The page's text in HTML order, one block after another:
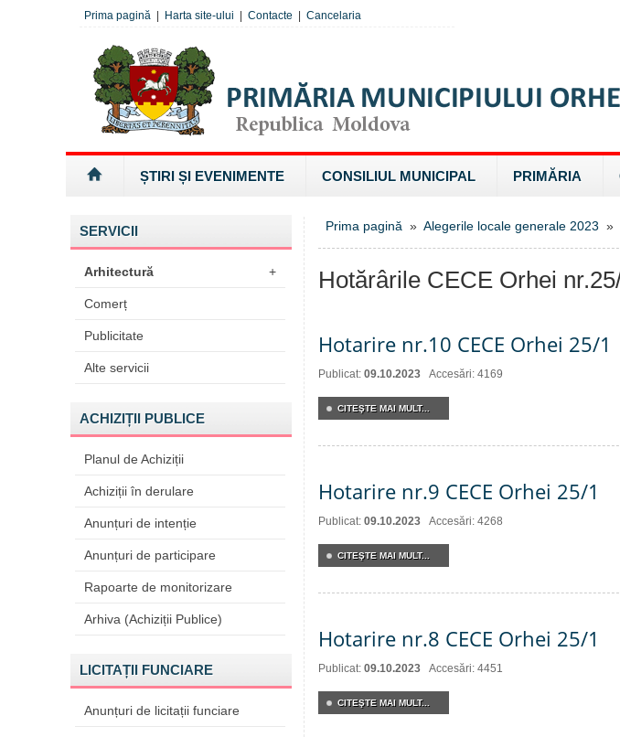
Prima pagină Harta site-ului Contacte Cancelaria
ȘTIRI ȘI EVENIMENTE CONSILIUL MUNICIPAL PRIMĂRIA
SERVICII
Arhitectură +
Comerț
Publicitate
Alte servicii
ACHIZIȚII PUBLICE
Planul de Achiziții
Achiziții în derulare
Anunțuri de intenție
Anunțuri de participare
Rapoarte de monitorizare
Arhiva (Achiziții Publice)
LICITAȚII FUNCIARE
Anunțuri de licitații funciare
Prima pagină » Alegerile locale generale 2023 »
Hotărârile CECE Orhei
Hotarire nr.10 CECE Orhei 25/1
Publicat: 09.10.2023 Accesări: 4169
CITEŞTE MAI MULT...
Hotarire nr.9 CECE Orhei 25/1
Publicat: 09.10.2023 Accesări: 4268
CITEŞTE MAI MULT...
Hotarire nr.8 CECE Orhei 25/1
Publicat: 09.10.2023 Accesări: 4451
CITEŞTE MAI MULT...